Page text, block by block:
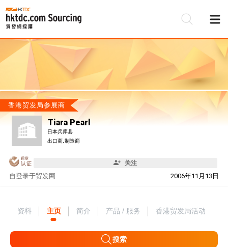
香港贸发局参展商
Tiara Pearl
日本兵库县
出口商, 制造商
关注
自 2006年11月13日
登录于贸发网
资料 主页 简介 产品 / 服务 香港贸发局活动
搜索